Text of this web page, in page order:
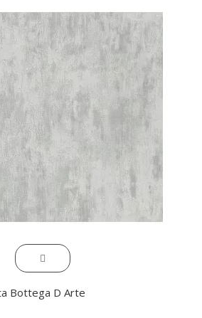
Bottega D Arte